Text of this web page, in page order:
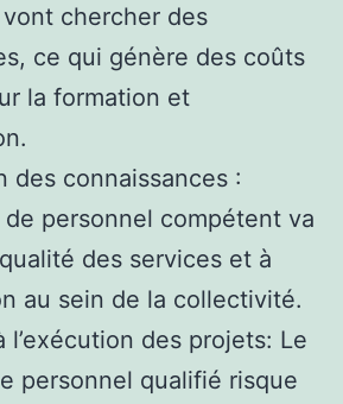
chercher des
ce qui génère des coûts
la formation et
des connaissances :
de personnel compétent va
des services et à
au sein de la collectivité.
l’exécution des projets: Le
personnel qualifié risque